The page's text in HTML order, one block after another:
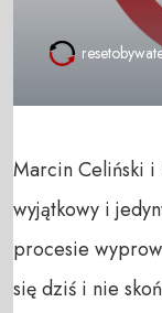
Marcin Celiński i
wyjątkowy i
procesie
się dziś i nie